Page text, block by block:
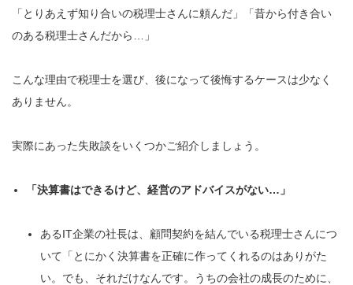
「とりあえず知り合いの税理士さんに頼んだ」「昔から付き合い
のある税理士さんだから…」
こんな理由で税理士を選び、後になって後悔するケースは少なく
ありません。
実際にあった失敗談をいくつかご紹介しましょう。
「決算書はできるけど、経営のアドバイスがない…」
あるIT企業の社長は、顧問契約を結んでいる税理士さんにつ
いて「とにかく決算書を正確に作ってくれるのはありがた
い。でも、それだけなんです。うちの会社の成長のために、